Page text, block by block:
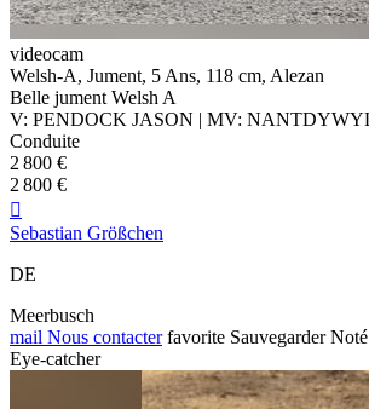
videocam
Welsh-A, Jument, 5 Ans, 118 cm, Alezan
Belle jument Welsh A
V: PENDOCK JASON | MV:
Conduite
2 800 €
2 800 €

Sebastian Größchen
DE
Meerbusch
mail Nous contacter favorite Sauvegarder Noté
Eye-catcher